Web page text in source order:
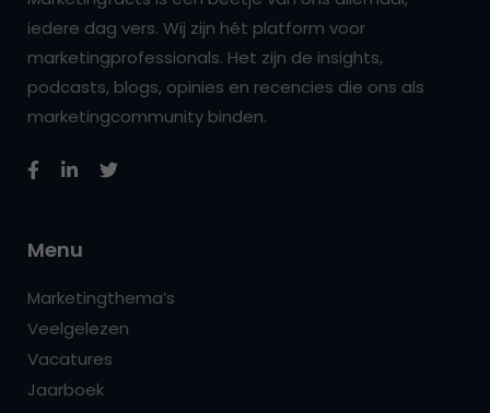
iedere dag vers. Wij zijn hét platform voor
marketingprofessionals. Het zijn de insights,
podcasts, blogs, opinies en recencies die ons als
marketingcommunity binden.
Menu
Marketingthema’s
Veelgelezen
Vacatures
Jaarboek